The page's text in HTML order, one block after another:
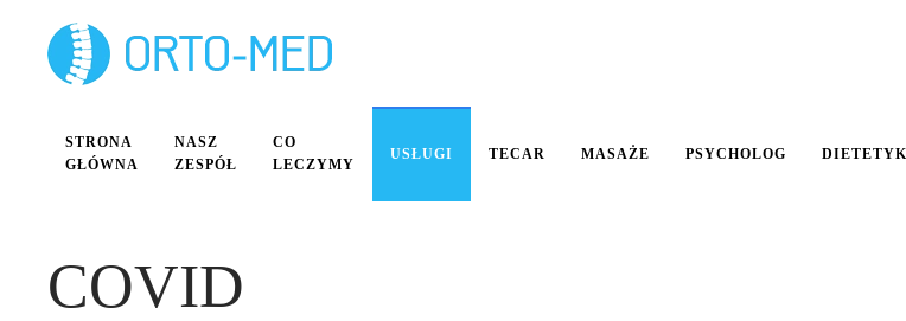
Przejdź do głównej treści
STRONA
GŁÓWNA
NASZ
ZESPÓŁ
CO
LECZYMY
USŁUGI TECAR MASAŻE PSYCHOLOG DIETETYK
COVID